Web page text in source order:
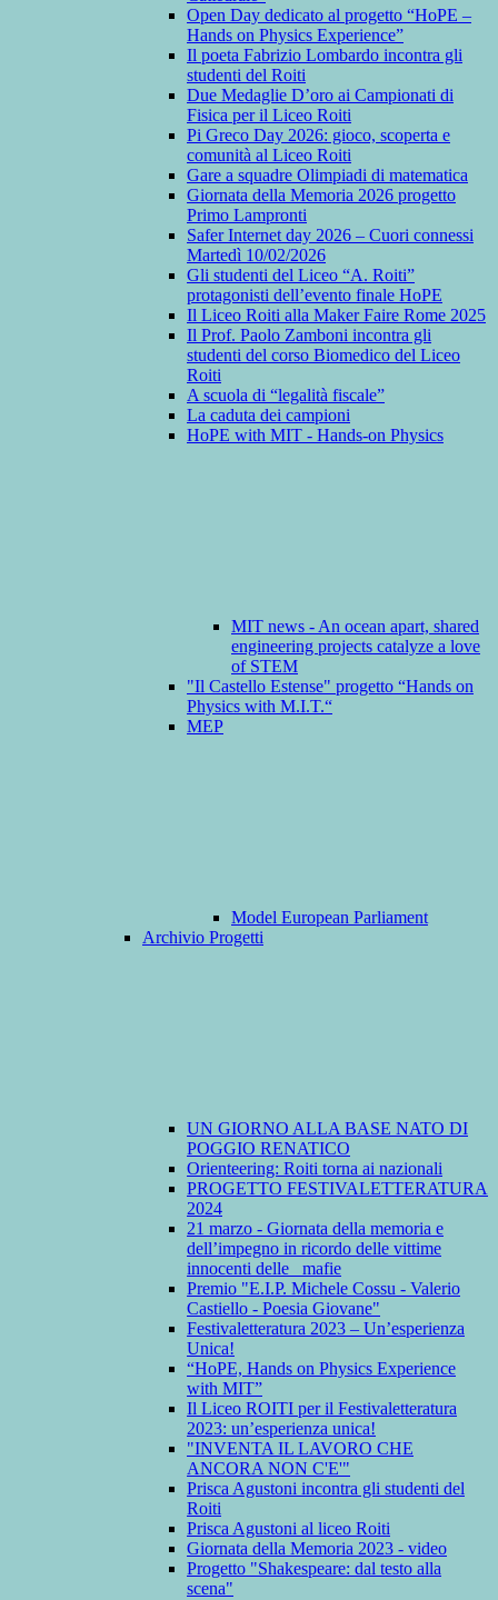
Open Day dedicato al progetto “HoPE –
Hands on Physics Experience”
Il poeta Fabrizio Lombardo incontra gli
studenti del Roiti
Due Medaglie D’oro ai Campionati di
Fisica per il Liceo Roiti
Pi Greco Day 2026: gioco, scoperta e
comunità al Liceo Roiti
Gare a squadre Olimpiadi di matematica
Giornata della Memoria 2026 progetto
Primo Lampronti
Safer Internet day 2026 – Cuori connessi
Martedì 10/02/2026
Gli studenti del Liceo “A. Roiti”
protagonisti dell’evento finale HoPE
Il Liceo Roiti alla Maker Faire Rome 2025
Il Prof. Paolo Zamboni incontra gli
studenti del corso Biomedico del Liceo
Roiti
A scuola di “legalità fiscale”
La caduta dei campioni
HoPE with MIT - Hands-on Physics
MIT news - An ocean apart, shared
engineering projects catalyze a love
of STEM
"Il Castello Estense" progetto “Hands on
Physics with M.I.T.“
MEP
Model European Parliament
Archivio Progetti
UN GIORNO ALLA BASE NATO DI
POGGIO RENATICO
Orienteering: Roiti torna ai nazionali
PROGETTO FESTIVALETTERATURA
2024
21 marzo - Giornata della memoria e
dell’impegno in ricordo delle vittime
innocenti delle mafie
Premio "E.I.P. Michele Cossu - Valerio
Castiello - Poesia Giovane"
Festivaletteratura 2023 – Un’esperienza
Unica!
“HoPE, Hands on Physics Experience
with MIT”
Il Liceo ROITI per il Festivaletteratura
2023: un’esperienza unica!
"INVENTA IL LAVORO CHE
ANCORA NON C'E'"
Prisca Agustoni incontra gli studenti del
Roiti
Prisca Agustoni al liceo Roiti
Giornata della Memoria 2023 - video
Progetto "Shakespeare: dal testo alla
scena"